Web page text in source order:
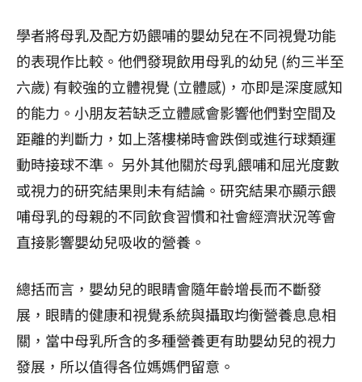
學者將母乳及配方奶餵哺的嬰幼兒在不同視覺功能
的表現作比較。他們發現飲用母乳的幼兒 (約三半至
六歲) 有較強的立體視覺 (立體感)，亦即是深度感知
的能力。小朋友若缺乏立體感會影響他們對空間及
距離的判斷力，如上落樓梯時會跌倒或進行球類運
動時接球不準。 另外其他關於母乳餵哺和屈光度數
或視力的研究結果則未有結論。研究結果亦顯示餵
哺母乳的母親的不同飲食習慣和社會經濟狀況等會
直接影響嬰幼兒吸收的營養。
總括而言，嬰幼兒的眼睛會隨年齡增長而不斷發
展，眼睛的健康和視覺系統與攝取均衡營養息息相
關，當中母乳所含的多種營養更有助嬰幼兒的視力
發展，所以值得各位媽媽們留意。